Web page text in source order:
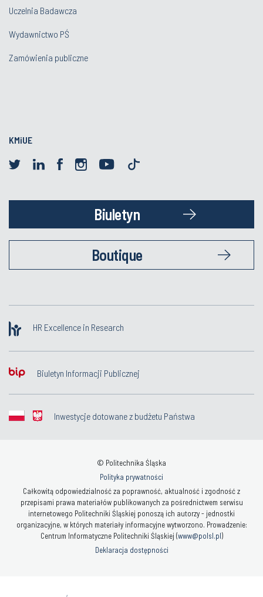
Uczelnia Badawcza
Wydawnictwo PŚ
Zamówienia publiczne
KMiUE
Biuletyn
Boutique
HR Excellence in Research
Biuletyn Informacji Publicznej
Inwestycje dotowane z budżetu Państwa
© Politechnika Śląska
Polityka prywatności
Całkowitą odpowiedzialność za poprawność, aktualność i zgodność z
przepisami prawa materiałów publikowanych za pośrednictwem serwisu
internetowego Politechniki Śląskiej ponoszą ich autorzy - jednostki
organizacyjne, w których materiały informacyjne wytworzono. Prowadzenie:
Centrum Informatyczne Politechniki Śląskiej (www@polsl.pl)
Deklaracja dostępności